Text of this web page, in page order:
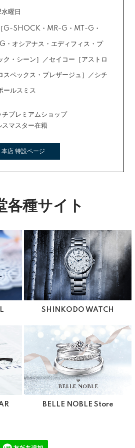
曜日
G-SHOCK・MR-G・MT-G・
・オシアナス・エディフィス・プ
ク・シーン］／セイコー［アストロ
スペックス・プレザージュ］／シチ
ールスミス
プレミアムショップ
スマスター在籍
本店 特設ページ
各種サイト
SHINKODO WATCH
BELLE NOBLE Store